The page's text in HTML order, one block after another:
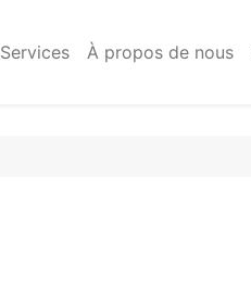
Services À propos de nous